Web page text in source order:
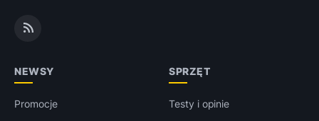
NEWSY
Promocje
SPRZĘT
Testy i opinie